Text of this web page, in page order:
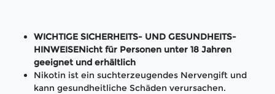
WICHTIGE SICHERHEITS- UND GESUNDHEITS-
HINWEISENicht für Personen unter 18 Jahren
geeignet und erhältlich
Nikotin ist ein suchterzeugendes Nervengift und
kann gesundheitliche Schäden verursachen.